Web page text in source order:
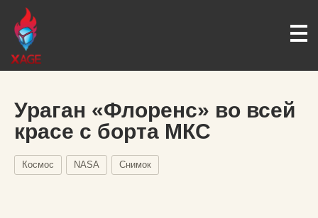
Ураган «Флоренс» во всей
красе с борта МКС
Космос NASA Снимок